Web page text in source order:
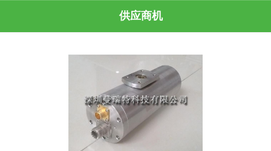
供应商机